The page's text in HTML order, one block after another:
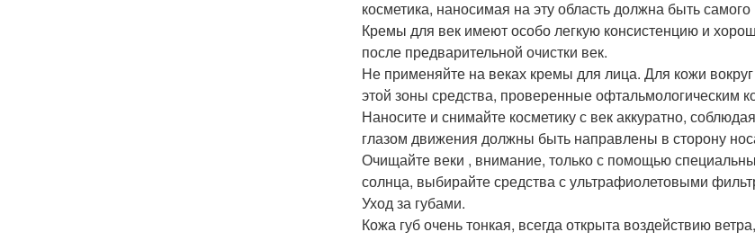
косметика, наносимая на эту область должна быть самого
Кремы для век имеют особо легкую консистенцию и
после предварительной очистки век.
Не применяйте на веках кремы для лица. Для кожи
этой зоны средства, проверенные офтальмологическим
Наносите и снимайте косметику с век аккуратно,
глазом движения должны быть направлены в сторону
Очищайте веки , внимание, только с помощью
солнца, выбирайте средства с ультрафиолетовыми
Уход за губами.
Кожа губ очень тонкая, всегда открыта воздействию